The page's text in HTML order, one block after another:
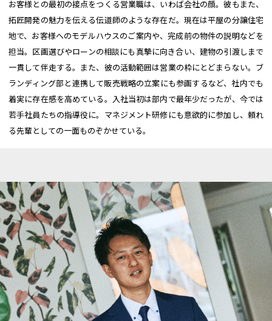
お客様との最初の接点をつくる営業職は、いわば会社の顔。彼もまた、
拓匠開発の魅力を伝える伝道師のような存在だ。現在は平屋の分譲住宅
地で、お客様へのモデルハウスのご案内や、完成前の物件の説明などを
担当。区画選びやローンの相談にも真摯に向き合い、建物の引渡しまで
一貫して伴走する。また、彼の活動範囲は営業の枠にとどまらない。ブ
ランディング部と連携して販売戦略の立案にも参画するなど、社内でも
着実に存在感を高めている。入社当初は部内で最年少だったが、今では
若手社員たちの指導役に。マネジメント研修にも意欲的に参加し、頼れ
る先輩としての一面ものぞかせている。